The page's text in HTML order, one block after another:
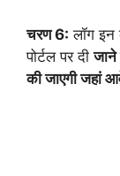
चरण 6: लॉग
पोर्टल पर दीजाने
की जाएगी जहां